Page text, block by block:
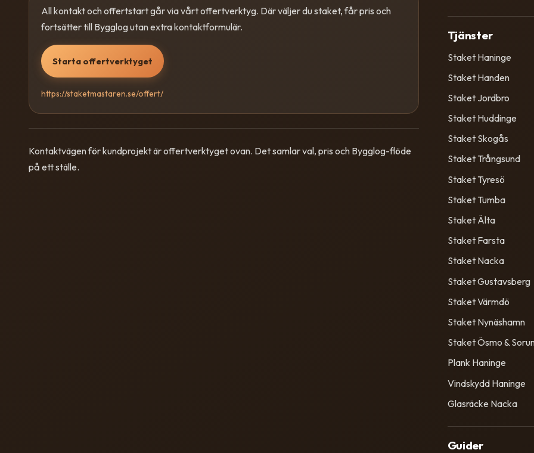
All kontakt och offertstart går via vårt offertverktyg. Där väljer du staket, får pris och
fortsätter till Bygglog utan extra kontaktformulär.
Starta offertverktyget
https://staketmastaren.se/offert/
Kontaktvägen för kundprojekt är offertverktyget ovan. Det samlar val, pris och Bygglog-flöde
på ett ställe.
Tjänster
Staket Haninge
Staket Handen
Staket Jordbro
Staket Huddinge
Staket Skogås
Staket Trångsund
Staket Tyresö
Staket Tumba
Staket Älta
Staket Farsta
Staket Nacka
Staket Gustavsberg
Staket Värmdö
Staket Nynäshamn
Staket Ösmo &
Plank Haninge
Vindskydd Haninge
Glasräcke Nacka
Guider